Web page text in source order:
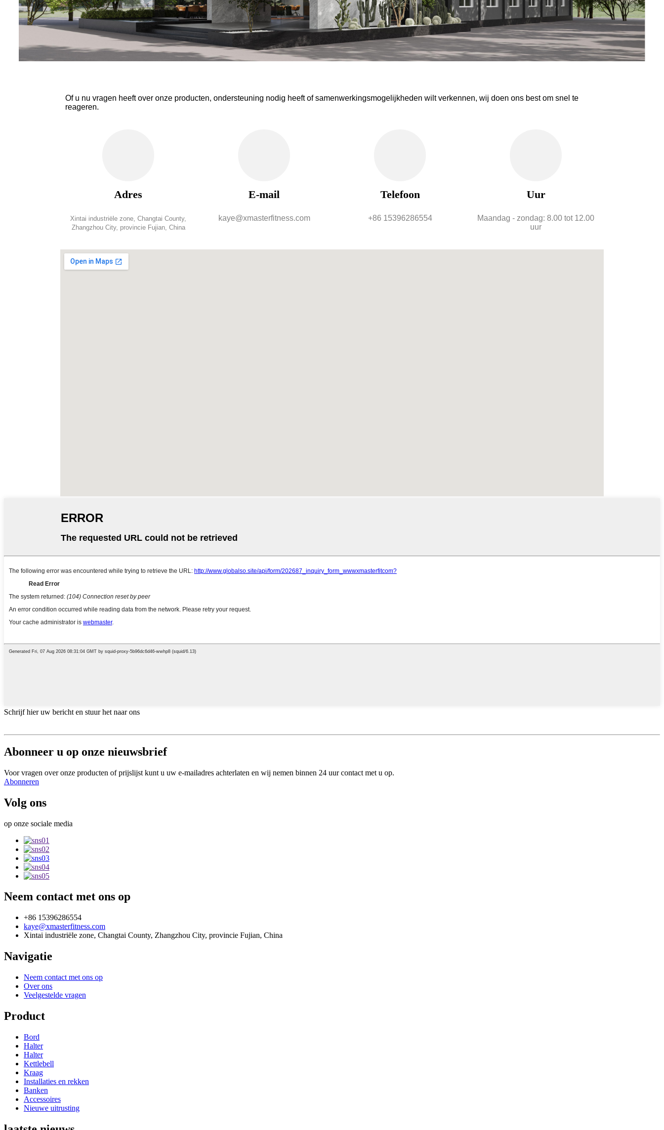
Of u nu vragen heeft over onze producten, ondersteuning nodig heeft of samenwerkingsmogelijkheden wilt verkennen, wij doen ons best om snel te
reageren.
Adres
Xintai industriële zone, Changtai County,
Zhangzhou City, provincie Fujian, China
E-mail
kaye@xmasterfitness.com
Telefoon
+86 15396286554
Uur
Maandag - zondag: 8.00 tot 12.00
uur
Schrijf hier uw bericht en stuur het naar ons
Abonneer u op onze nieuwsbrief
Voor vragen over onze producten of prijslijst kunt u uw e-mailadres achterlaten en wij nemen binnen 24 uur contact met u op.
Abonneren
Volg ons
op onze sociale media
Neem contact met ons op
+86 15396286554
kaye@xmasterfitness.com
Xintai industriële zone, Changtai County, Zhangzhou City, provincie Fujian, China
Navigatie
Neem contact met ons op
Over ons
Veelgestelde vragen
Product
Bord
Halter
Halter
Kettlebell
Kraag
Installaties en rekken
Banken
Accessoires
Nieuwe uitrusting